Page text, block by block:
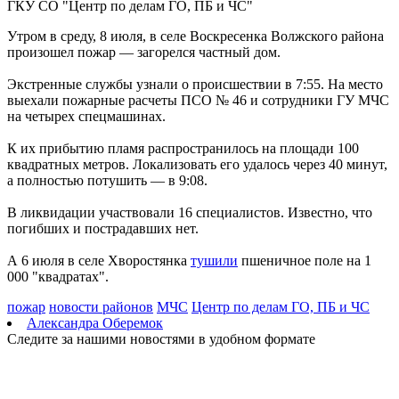
09.08.2026 | 07:04
Серия магнитных бурь ожидается в Самарской области во
второй половине августа
08.08.2026 | 21:52
"Акрон" вничью сыграл с "Локомотивом" в третьем туре РПЛ
08.08.2026 | 21:26
Вячеслав Федорищев поздравил "Волонтёров-медиков" с
десятилетием
08.08.2026 | 21:07
Есть погибшие: в Ставропольском районе столкнулись две
моторные лодки
08.08.2026 | 20:33
Вячеслав Федорищев – в топ-3 губернаторов по количеству
подписчиков в "МАКСе"
08.08.2026 | 20:01
Состав ХК ЦСК ВВС пополнили два нападающих
08.08.2026 | 19:39
Вячеслав Федорищев: "В Самарской области сильные,
спортивные и талантливые люди"
08.08.2026 | 19:11
8 августа самарские "Крылья Советов" на домашнем стадионе
уступили "Балтике"
ГКУ СО "Центр по делам ГО, ПБ и ЧС"
Утром в среду, 8 июля, в селе Воскресенка Волжского района
произошел пожар — загорелся частный дом.
Экстренные службы узнали о происшествии в 7:55. На место
выехали пожарные расчеты ПСО № 46 и сотрудники ГУ МЧС
на четырех спецмашинах.
К их прибытию пламя распространилось на площади 100
квадратных метров. Локализовать его удалось через 40 минут,
а полностью потушить — в 9:08.
В ликвидации участвовали 16 специалистов. Известно, что
погибших и пострадавших нет.
А 6 июля в селе Хворостянка тушили пшеничное поле на 1
000 "квадратах".
пожар новости районов МЧС Центр по делам ГО, ПБ и ЧС
Александра Оберемок
Следите за нашими новостями в удобном формате